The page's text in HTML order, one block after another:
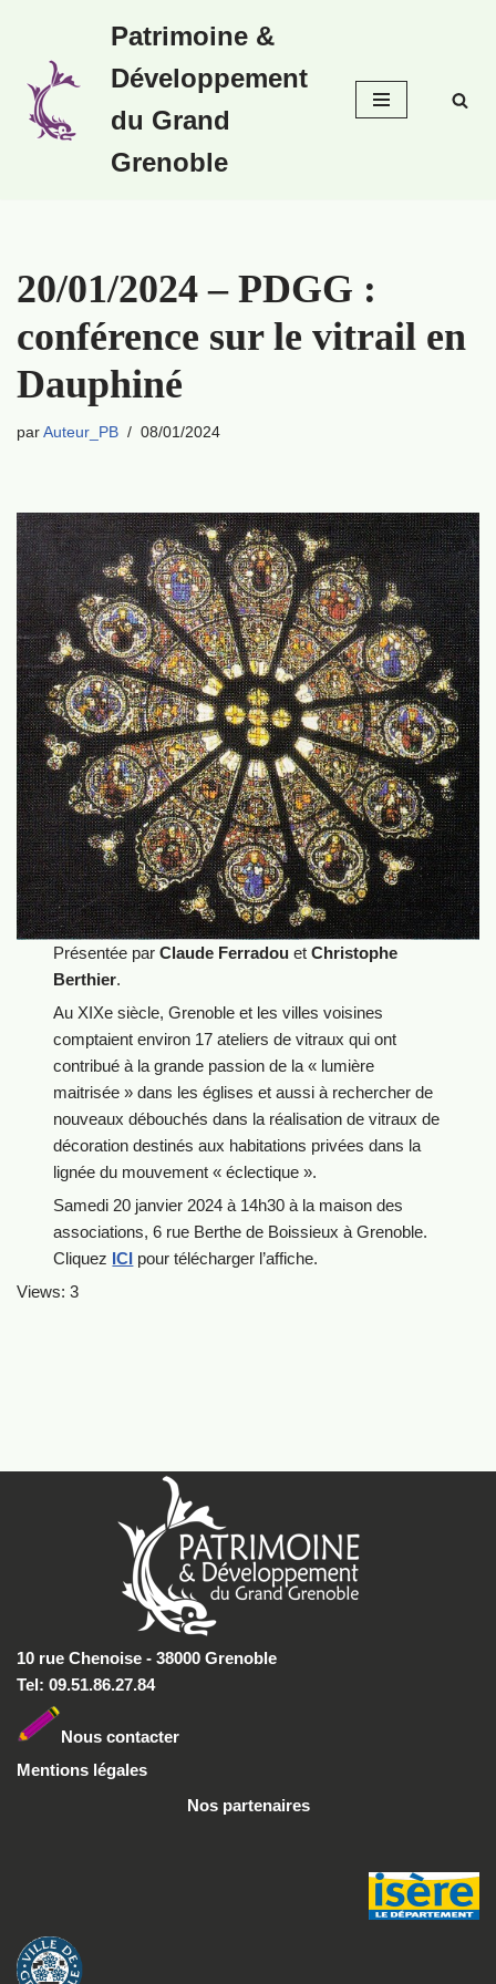
au
contenu
Patrimoine &
Développement
du Grand
Grenoble
20/01/2024 – PDGG :
conférence sur le vitrail en
Dauphiné
par Auteur_PB 08/01/2024
Présentée parClaude Ferradou etChristophe
Berthier.
Au XIXe siècle, Grenoble et les villes voisines
comptaient environ 17 ateliers de vitraux qui ont
contribué à la grande passion de la « lumière
maitrisée » dans les églises et aussi à rechercher de
nouveaux débouchés dans la réalisation de vitraux de
décoration destinés aux habitations privées dans la
lignée du mouvement « éclectique ».
Samedi 20 janvier 2024 à 14h30 à la maison des
associations, 6 rue Berthe de Boissieux à Grenoble.
Cliquez ICI pour télécharger l’affiche.
Views: 3
10 rue Chenoise - 38000 Grenoble
Tel: 09.51.86.27.84
Nous contacter
Mentions légales
Nos partenaires